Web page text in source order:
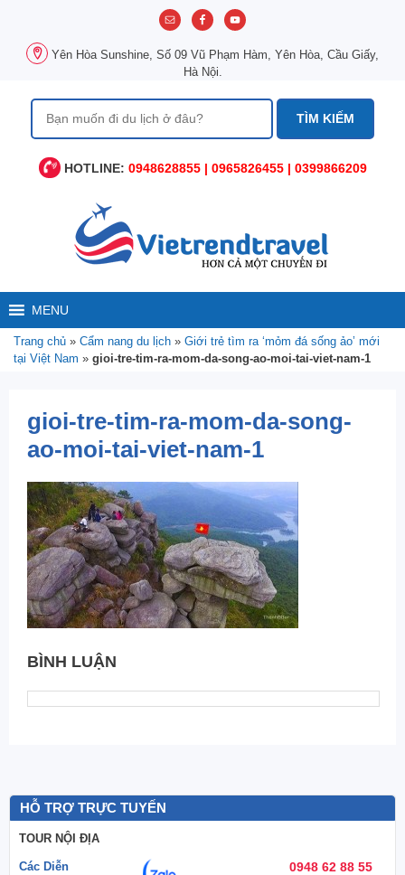
Yên Hòa Sunshine, Số 09 Vũ Phạm Hàm, Yên Hòa, Cầu Giấy,
Hà Nội.
Tìm
kiếm
HOTLINE: 0948628855 | 0965826455 | 0399866209
MENU
Trang chủ » Cẩm nang du lịch » Giới trẻ tìm ra ‘mỏm đá sống ảo’ mới
tại Việt Nam » gioi-tre-tim-ra-mom-da-song-ao-moi-tai-viet-nam-1
gioi-tre-tim-ra-mom-da-song-
ao-moi-tai-viet-nam-1
BÌNH LUẬN
HỖ TRỢ TRỰC TUYẾN
TOUR NỘI ĐỊA
Các Diễn 0948 62 88 55